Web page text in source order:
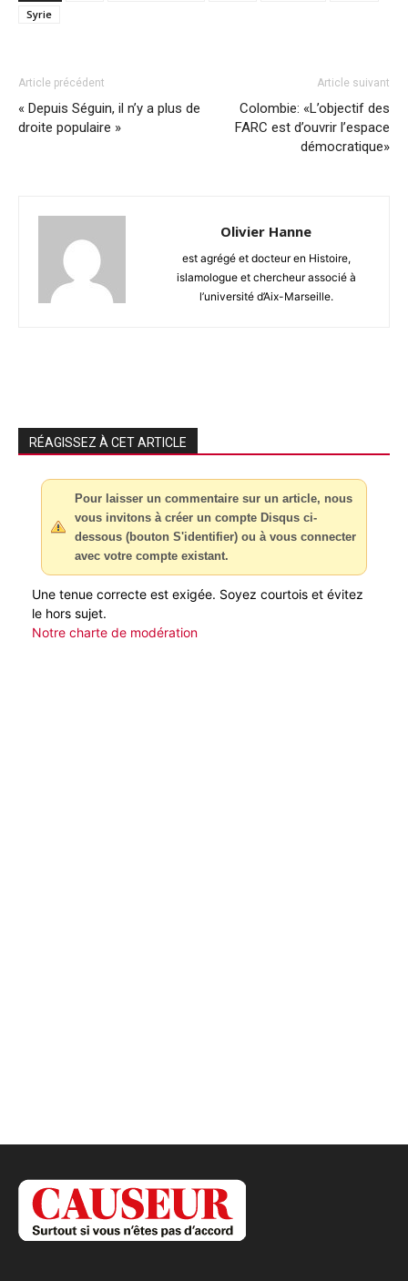
Syrie
Article précédent
« Depuis Séguin, il n’y a plus de
droite populaire »
Article suivant
Colombie: «L’objectif des
FARC est d’ouvrir l’espace
démocratique»
Olivier Hanne
est agrégé et docteur en Histoire,
islamologue et chercheur associé à
l’université d’Aix-Marseille.
RÉAGISSEZ À CET ARTICLE
Pour laisser un commentaire sur un article, nous
vous invitons à créer un compte Disqus ci-
dessous (bouton S'identifier) ou à vous connecter
avec votre compte existant.
Une tenue correcte est exigée. Soyez courtois et évitez
le hors sujet.
Notre charte de modération